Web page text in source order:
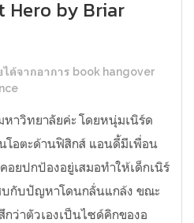
Hero by Briar
ด้จากอาการ book hangover
หาวิทยาลัยค่ะ โดยหนุ่มเนิร์ด
โอตะด้านฟิสิกส์ แอนดี้มีเพื่อน
ยปกป้องอยู่เสมอทำให้เด็กเนิร์
บกับปัญหาโดนกลั่นแกล้ง ขณะ
กว่าตัวเองเป็นไซด์คิกของอ